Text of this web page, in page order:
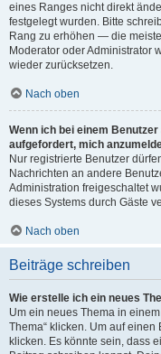
eines Ranges nicht direkt
festgelegt wurden. Bitte
Rang zu erhöhen — die
Moderator oder Administrator
wieder zurücksetzen.
Nach oben
Wenn ich bei einem
aufgefordert, mich
Nur registrierte Benutzer
Nachrichten an andere
Administration freigeschaltet
dieses Systems durch Gäste
Nach oben
Beiträge schreiben
Wie erstelle ich ein neues
Um ein neues Thema in
Thema“ klicken. Um auf einen
klicken. Es könnte sein, dass